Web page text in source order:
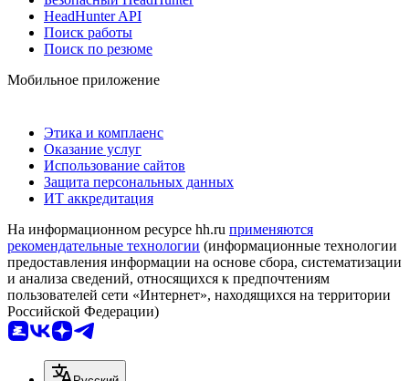
HeadHunter API
Поиск работы
Поиск по резюме
Мобильное приложение
Этика и комплаенс
Оказание услуг
Использование сайтов
Защита персональных данных
ИТ аккредитация
На информационном ресурсе hh.ru применяются
рекомендательные технологии (информационные технологии
предоставления информации на основе сбора, систематизации
и анализа сведений, относящихся к предпочтениям
пользователей сети «Интернет», находящихся на территории
Российской Федерации)